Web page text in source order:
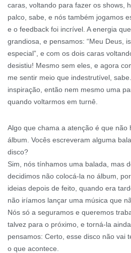
caras, voltando para fazer os shows,
palco, sabe, e nós também jogamos
e o feedback foi incrível. A energia
grandiosa, e pensamos: “Meu Deus,
especial”, e com os dois caras
desistiu! Mesmo sem eles, e agora
me sentir meio que indestrutível,
inspiração, então nem mesmo uma
quando voltarmos em turnê.
Algo que chama a atenção é que não
álbum. Vocês escreveram alguma
disco?
Sim, nós tínhamos uma balada, mas
decidimos não colocá-la no álbum,
ideias depois de feito, quando era
não iríamos lançar uma música que
Nós só a seguramos e queremos
talvez para o próximo, e torná-la
pensamos: Certo, esse disco não vai
o que acontece.